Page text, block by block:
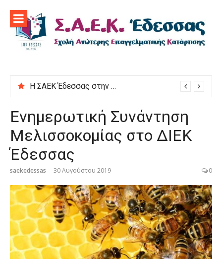
περιεχόμενο
Η ΣΑΕΚ Έδεσσας στην εκδήλωση “Μαγειρεύουμε στις ρίζες μας”
Ενημερωτική Συνάντηση
Μελισσοκομίας στο ΔΙΕΚ
Έδεσσας
saekedessas 30 Αυγούστου 2019 0